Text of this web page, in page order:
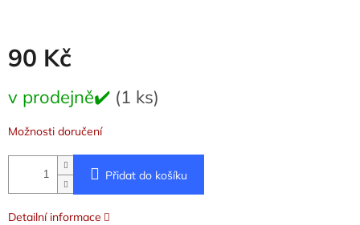
90 Kč
cena:
v prodejně✔️ (1 ks)
Možnosti doručení
Přidat do košíku
Detailní informace